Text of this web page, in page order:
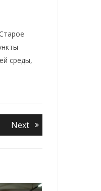
среды,
Next Next
post: